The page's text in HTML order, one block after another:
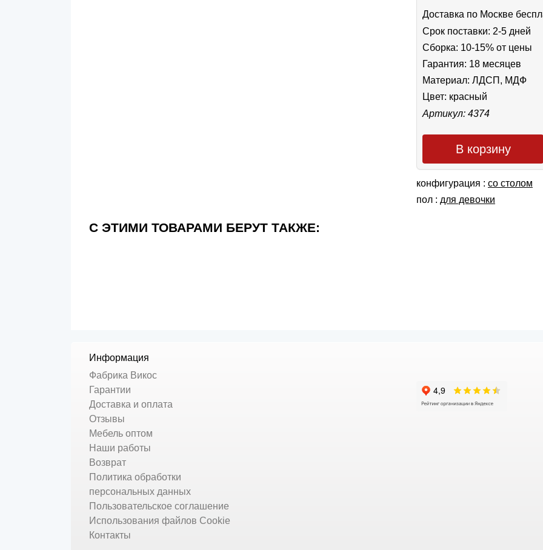
Доставка по Москве
Срок поставки: 2-5 дней
Сборка: 10-15% от цены
Гарантия: 18 месяцев
Материал: ЛДСП, МДФ
Цвет: красный
Артикул: 4374
В корзину
конфигурация : со столом
пол : для девочки
С ЭТИМИ ТОВАРАМИ БЕРУТ ТАКЖЕ:
Информация
Фабрика Викос
Гарантии
Доставка и оплата
Отзывы
Мебель оптом
Наши работы
Возврат
Политика обработки
персональных данных
Пользовательское соглашение
Использования файлов Cookie
Контакты